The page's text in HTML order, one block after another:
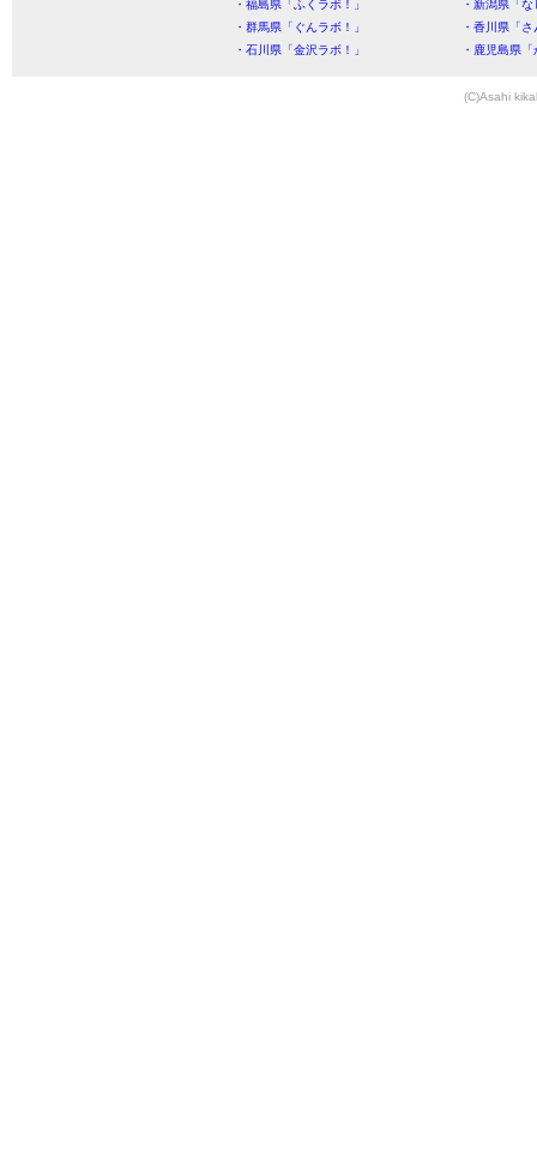
・福島県「ふくラボ！」
・新潟県「
・群馬県「ぐんラボ！」
・香川県「
・石川県「金沢ラボ！」
・鹿児島県
(C)Asahi